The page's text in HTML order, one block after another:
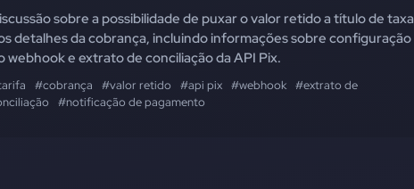
sobre a possibilidade de puxar o valor retido a título de taxa
detalhes da cobrança, incluindo informações sobre configuração
webhook e extrato de conciliação da API Pix.
#cobrança #valor retido #api pix #webhook #extrato de
#notificação de pagamento